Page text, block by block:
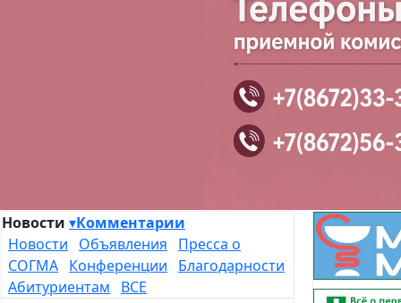
Новости ▾Комментарии
Новости
Объявления
Пресса о
СОГМА Конференции
Благодарности
Абитуриентам
ВСЕ